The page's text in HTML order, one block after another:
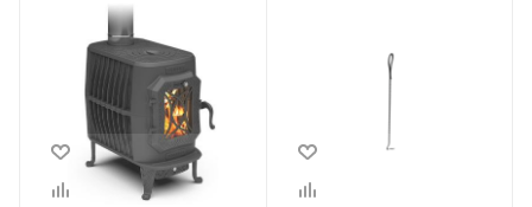
Ширина, мм
Глубина, мм
Высота, мм
700
Материал